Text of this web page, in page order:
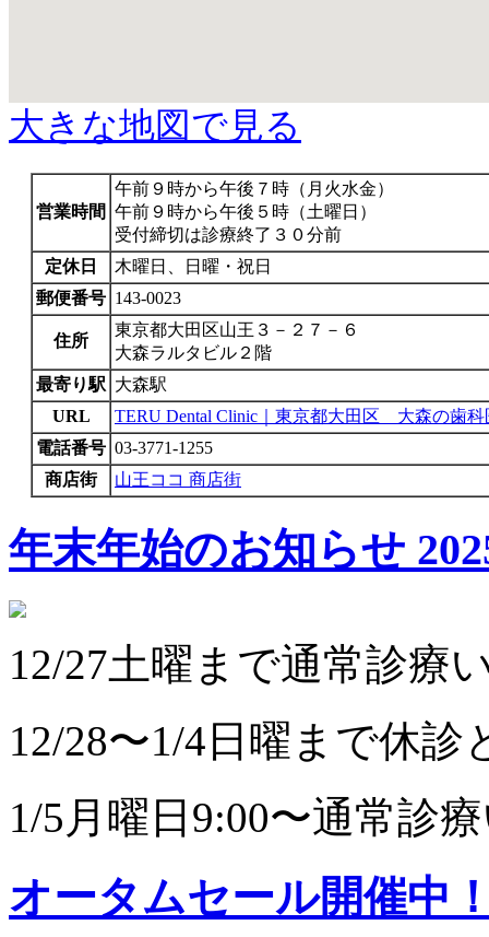
大きな地図で見る
営業時間
午前９時から午後７時（月火水金）
午前９時から午後５時（土曜日）
受付締切は診療終了３０分前
定休日
木曜日、日曜・祝日
郵便番号 143-0023
住所
東京都大田区山王３－２７－６
大森ラルタビル２階
最寄り駅 大森駅
URL
TERU Dental Clinic｜東京都大田区 大森の歯科
電話番号 03-3771-1255
商店街
山王ココ 商店街
年末年始のお知らせ
12/27土曜まで通常診療
12/28〜1/4日曜まで休
1/5月曜日9:00〜通常診
オータムセール開催中